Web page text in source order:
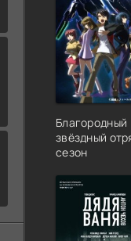
Благородный
звёздный
сезон